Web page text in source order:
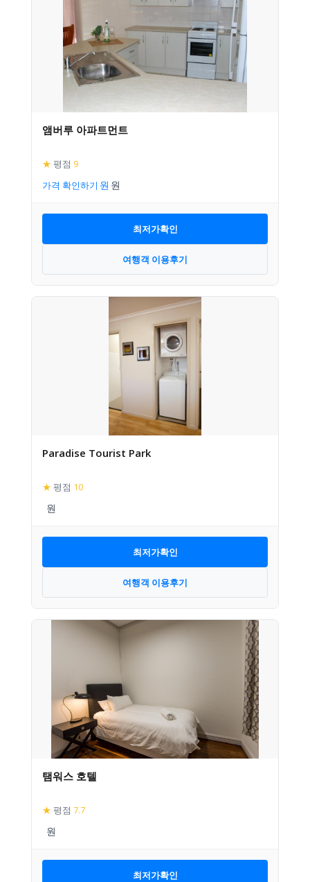
앰버루 아파트먼트
★ 평점 9
가격 확인하기
최저가확인
여행객 이용후기
Paradise Tourist Park
★ 평점 10
최저가확인
여행객 이용후기
탬워스 호텔
★ 평점 7.7
최저가확인